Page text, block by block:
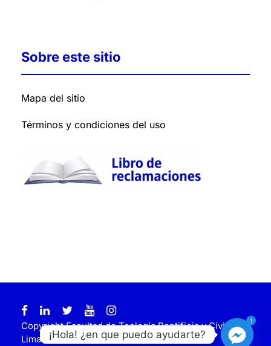
Sobre este sitio
Mapa del sitio
Términos y condiciones del uso
Copyright Facultad de Teología Pontificia y Civil de
Lima. Todos los derechos reservados
1
¡Hola! ¿en que puedo ayudarte?